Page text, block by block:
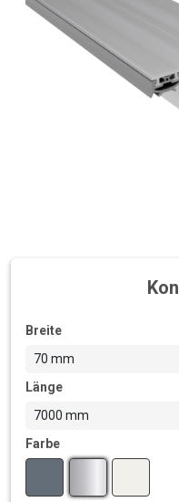
Breite
70 mm
Länge
7000 mm
Farbe